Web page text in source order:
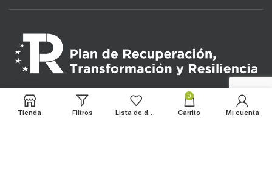
Tienda Filtros Lista de deseos
0
Carrito Mi cuenta